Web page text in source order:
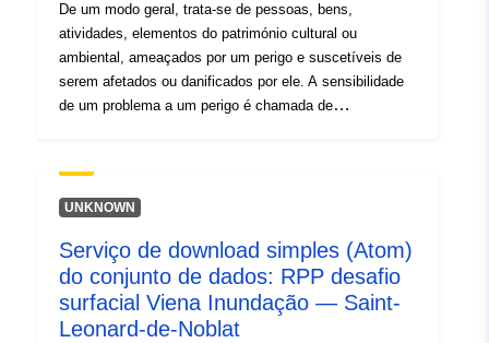
De um modo geral, trata-se de pessoas, bens,
atividades, elementos do património cultural ou
ambiental, ameaçados por um perigo e suscetíveis de
serem afetados ou danificados por ele. A sensibilidade
de um problema a um perigo é chamada de
um objeto datado cuja consideração depende do
propósito da RPP e sua vulnerabilidade aos perigos
ser considerada (ou não) em função do tipo ou tipos de
perigos que estão a ser abordados. Esses elementos
formam a base do conhecimento da cobertura do solo
necessária para o desenvolvimento da RPP, dentro ou
UNKNOWN
Serviço de download simples (Atom)
do conjunto de dados: RPP desafio
surfacial Viena Inundação — Saint-
Leonard-de-Noblat